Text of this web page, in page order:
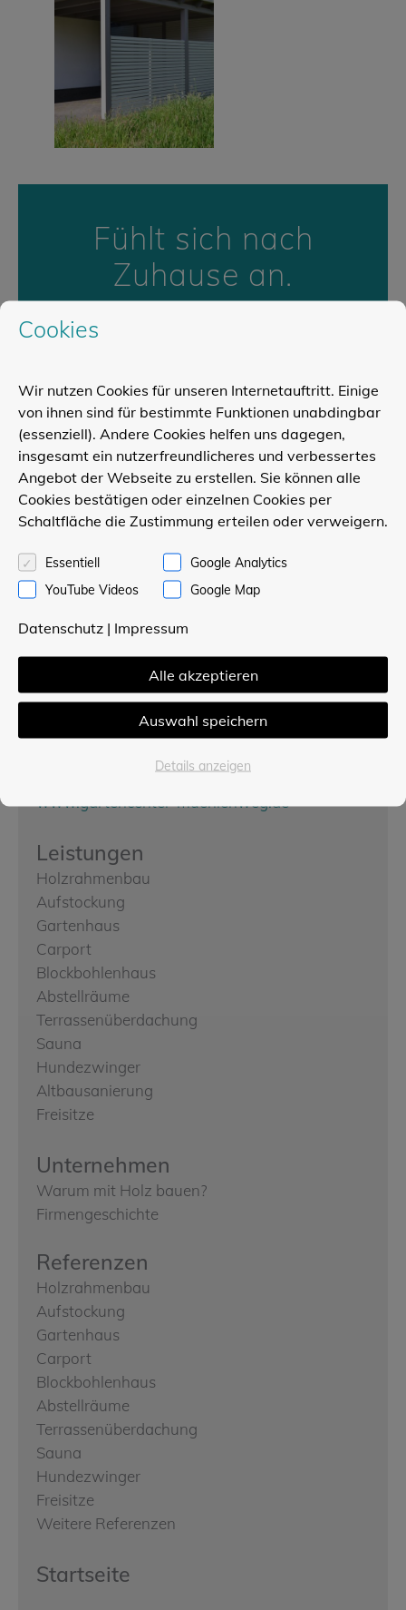
Fühlt sich nach
Zuhause an.
Der natürlichste, wertvollste
nachwachsende Rohstoff Holz
für ein angenehmes und
behagliches Zuhause-Gefühl.
Kontakt
POLLMEIER Holzbau GmbH
33415 Verl
Telefon 05246 / 8 22 22
Unser Partner
Gartencenter Hesse
Gartencenter Mühlenweg
www.gartencenter-muehlenweg.de
Leistungen
Holzrahmenbau
Aufstockung
Gartenhaus
Carport
Blockbohlenhaus
Abstellräume
Terrassenüberdachung
Sauna
Hundezwinger
Altbausanierung
Freisitze
Unternehmen
Warum mit Holz bauen?
Firmengeschichte
Referenzen
Holzrahmenbau
Aufstockung
Gartenhaus
Carport
Blockbohlenhaus
Abstellräume
Terrassenüberdachung
Sauna
Hundezwinger
Freisitze
Weitere Referenzen
Startseite
Cookies
Wir nutzen Cookies für unseren Internetauftritt. Einige
von ihnen sind für bestimmte Funktionen unabdingbar
(essenziell). Andere Cookies helfen uns dagegen,
insgesamt ein nutzerfreundlicheres und verbessertes
Angebot der Webseite zu erstellen. Sie können alle
Cookies bestätigen oder einzelnen Cookies per
Schaltfläche die Zustimmung erteilen oder verweigern.
Essentiell
Google Analytics
YouTube Videos
Google Map
Datenschutz | Impressum
Alle akzeptieren
Auswahl speichern
Details anzeigen